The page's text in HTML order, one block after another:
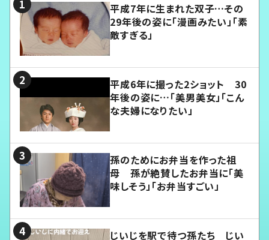
平成7年に生まれた双子…その
29年後の姿に「漫画みたい」「素
敵すぎる」
平成6年に撮った2ショット 30
年後の姿に…「美男美女」「こん
な夫婦になりたい」
孫のためにお弁当を作った祖
母 孫が絶賛したお弁当に「美
味しそう」「お弁当すごい」
じいじを駅で待つ孫たち じい